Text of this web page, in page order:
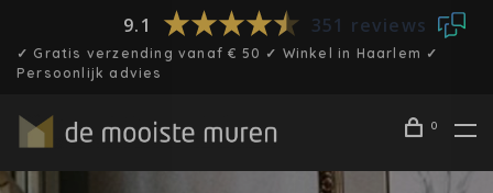
9.1 351 reviews
✓ Gratis verzending vanaf € 50 ✓ Winkel in Haarlem ✓
Persoonlijk advies
0